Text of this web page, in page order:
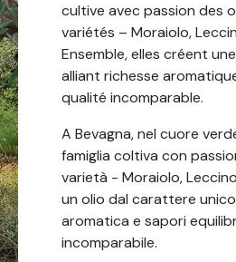
cultive avec passion des
variétés – Moraiolo,
Ensemble, elles créent
alliant richesse
qualité incomparable.
A Bevagna, nel cuore
famiglia coltiva con
varietà - Moraiolo,
un olio dal carattere
aromatica e sapori
incomparabile.